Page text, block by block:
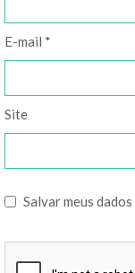
E-mail *
Site
Salvar meus